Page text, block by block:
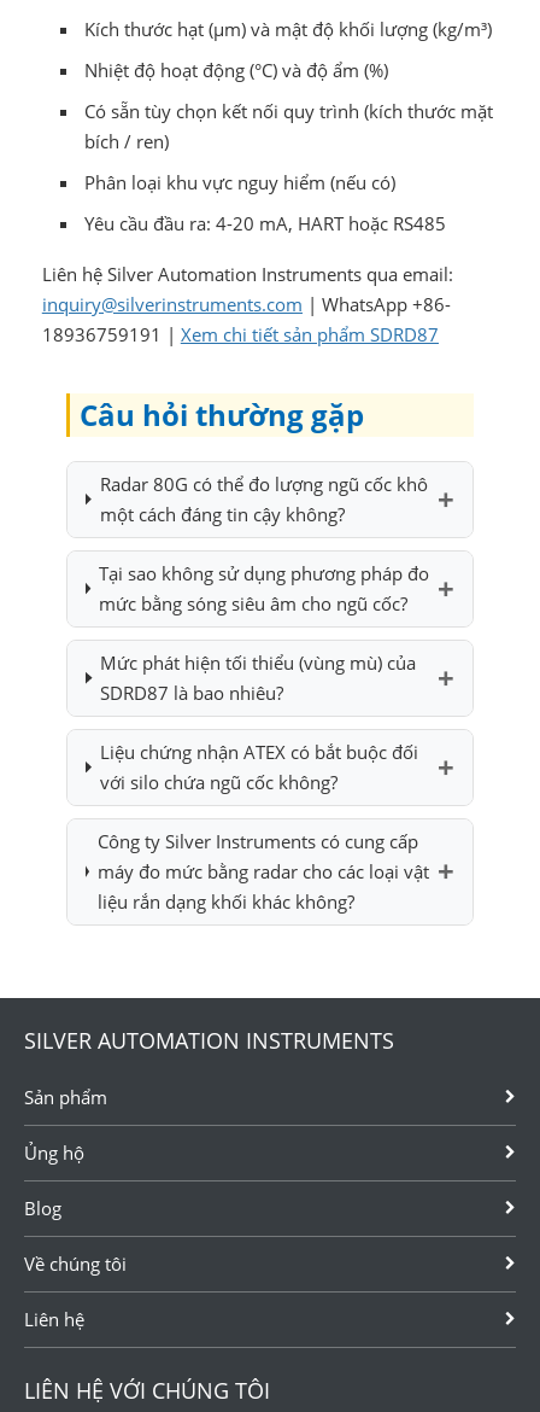
Kích thước hạt (μm) và mật độ khối lượng (kg/m³)
Nhiệt độ hoạt động (°C) và độ ẩm (%)
Có sẵn tùy chọn kết nối quy trình (kích thước mặt
bích / ren)
Phân loại khu vực nguy hiểm (nếu có)
Yêu cầu đầu ra: 4-20 mA, HART hoặc RS485
Liên hệ Silver Automation Instruments qua email:
inquiry@silverinstruments.com | WhatsApp +86-
18936759191 | Xem chi tiết sản phẩm SDRD87
Câu hỏi thường gặp
Radar 80G có thể đo lượng ngũ cốc khô
một cách đáng tin cậy không?
Tại sao không sử dụng phương pháp đo
mức bằng sóng siêu âm cho ngũ cốc?
Mức phát hiện tối thiểu (vùng mù) của
SDRD87 là bao nhiêu?
Liệu chứng nhận ATEX có bắt buộc đối
với silo chứa ngũ cốc không?
Công ty Silver Instruments có cung cấp
máy đo mức bằng radar cho các loại vật
liệu rắn dạng khối khác không?
SILVER AUTOMATION INSTRUMENTS
Sản phẩm
Ủng hộ
Blog
Về chúng tôi
Liên hệ
LIÊN HỆ VỚI CHÚNG TÔI